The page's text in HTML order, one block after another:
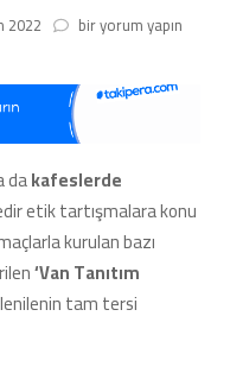
2022 ‘Van
Van
Kedisinin
Cam
Kafeste
Sergilenmesi
Sosyal
Medyada
Tepki
Çekti
için
bir yorum yapın
dakafeslerde
etik tartışmalara konu
kurulan bazı
‘Van Tanıtım
tam tersi